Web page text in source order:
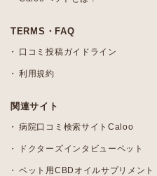
TERMS・FAQ
口コミ投稿ガイドライン
利用規約
関連サイト
病院口コミ検索サイトCaloo
ドクターズインタビューペット
ペット用CBDオイルサプリメント